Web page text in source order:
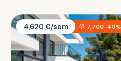
Villa Sansarea
4,620 €/sem
7,700-40%